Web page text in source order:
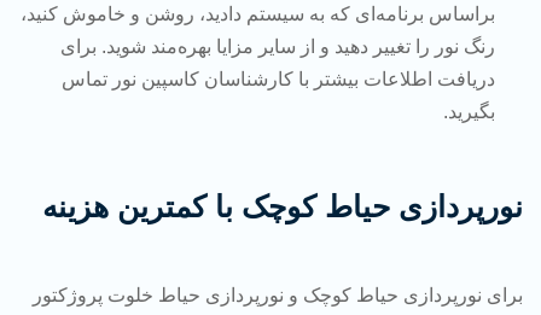
براساس برنامه‌ای که به سیستم دادید، روشن و خاموش کنید،
رنگ نور را تغییر دهید و از سایر مزایا بهره‌مند شوید. برای
دریافت اطلاعات بیشتر با کارشناسان کاسپین نور تماس
بگیرید.
نورپردازی حیاط کوچک با کمترین هزینه
برای نورپردازی حیاط کوچک و نورپردازی حیاط خلوت پروژکتور